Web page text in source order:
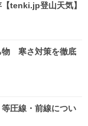
tenki.jp登山天気】
物 寒さ対策を徹底
圧線・前線につい